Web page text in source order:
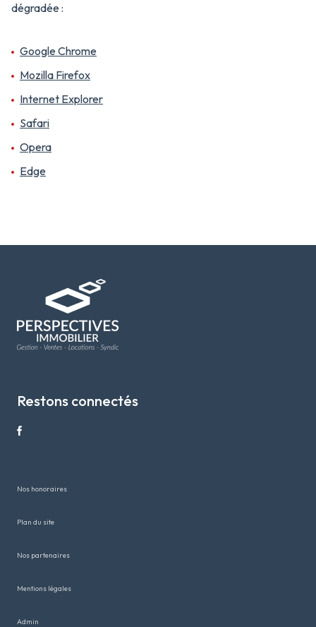
dégradée :
Google Chrome
Mozilla Firefox
Internet Explorer
Safari
Opera
Edge
Restons connectés
nos honoraires
plan du site
nos partenaires
mentions légales
admin